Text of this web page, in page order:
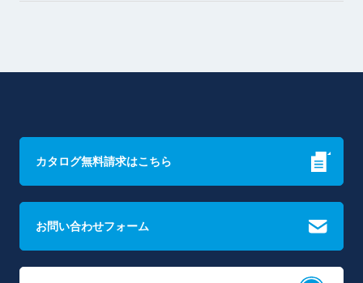
カタログ無料請求はこちら
お問い合わせフォーム